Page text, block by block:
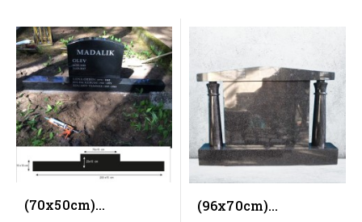
(70x50cm)
(96x70cm)